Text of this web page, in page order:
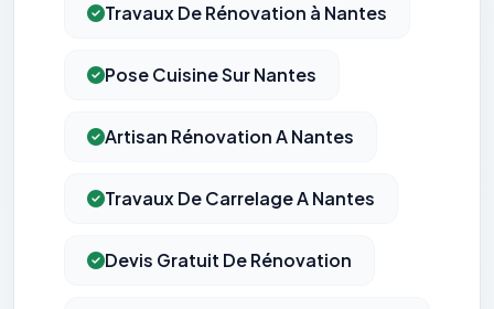
Travaux De Rénovation à Nantes
Pose Cuisine Sur Nantes
Artisan Rénovation A Nantes
Travaux De Carrelage A Nantes
Devis Gratuit De Rénovation